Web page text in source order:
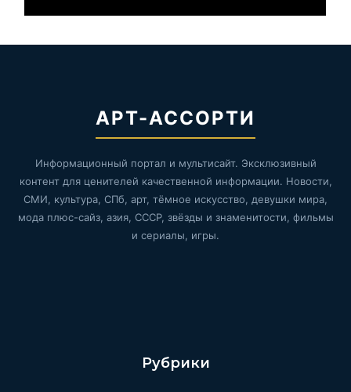
АРТ-АССОРТИ
Информационный портал и мультисайт. Эксклюзивный
контент для ценителей качественной информации. Новости,
СМИ, культура, СПб, арт, тёмное искусство, девушки мира,
мода плюс-сайз, азия, СССР, звёзды и знаменитости, фильмы
и сериалы, игры.
Рубрики